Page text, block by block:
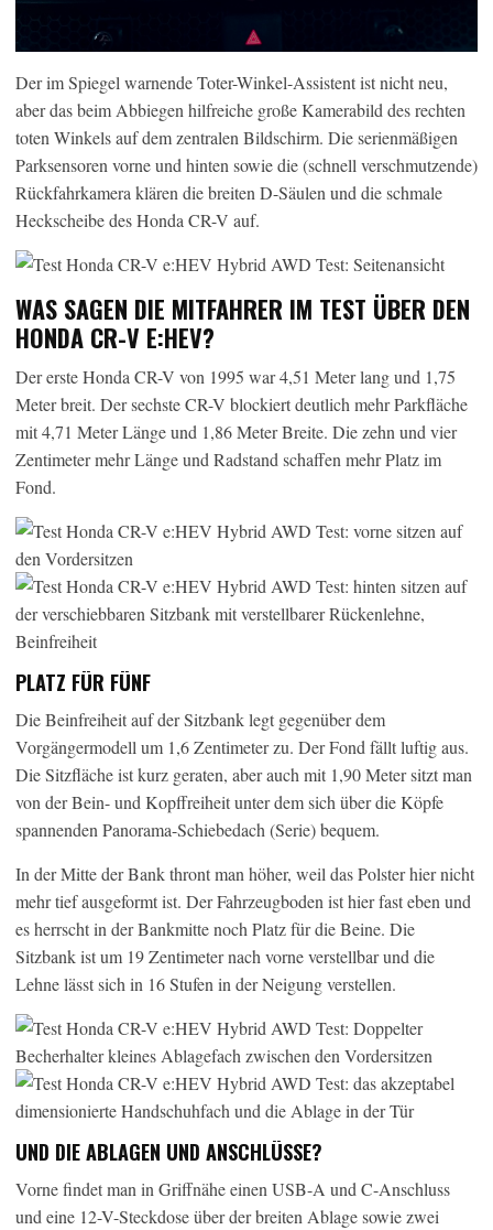
Der im Spiegel warnende Toter-Winkel-Assistent ist nicht neu,
aber das beim Abbiegen hilfreiche große Kamerabild des rechten
toten Winkels auf dem zentralen Bildschirm. Die serienmäßigen
Parksensoren vorne und hinten sowie die (schnell verschmutzende)
Rückfahrkamera klären die breiten D-Säulen und die schmale
Heckscheibe des Honda CR-V auf.
WAS SAGEN DIE MITFAHRER IM TEST ÜBER DEN
HONDA CR-V E:HEV?
Der erste Honda CR-V von 1995 war 4,51 Meter lang und 1,75
Meter breit. Der sechste CR-V blockiert deutlich mehr Parkfläche
mit 4,71 Meter Länge und 1,86 Meter Breite. Die zehn und vier
Zentimeter mehr Länge und Radstand schaffen mehr Platz im
Fond.
PLATZ FÜR FÜNF
Die Beinfreiheit auf der Sitzbank legt gegenüber dem
Vorgängermodell um 1,6 Zentimeter zu. Der Fond fällt luftig aus.
Die Sitzfläche ist kurz geraten, aber auch mit 1,90 Meter sitzt man
von der Bein- und Kopffreiheit unter dem sich über die Köpfe
spannenden Panorama-Schiebedach (Serie) bequem.
In der Mitte der Bank thront man höher, weil das Polster hier nicht
mehr tief ausgeformt ist. Der Fahrzeugboden ist hier fast eben und
es herrscht in der Bankmitte noch Platz für die Beine. Die
Sitzbank ist um 19 Zentimeter nach vorne verstellbar und die
Lehne lässt sich in 16 Stufen in der Neigung verstellen.
UND DIE ABLAGEN UND ANSCHLÜSSE?
Vorne findet man in Griffnähe einen USB-A und C-Anschluss
und eine 12-V-Steckdose über der breiten Ablage sowie zwei